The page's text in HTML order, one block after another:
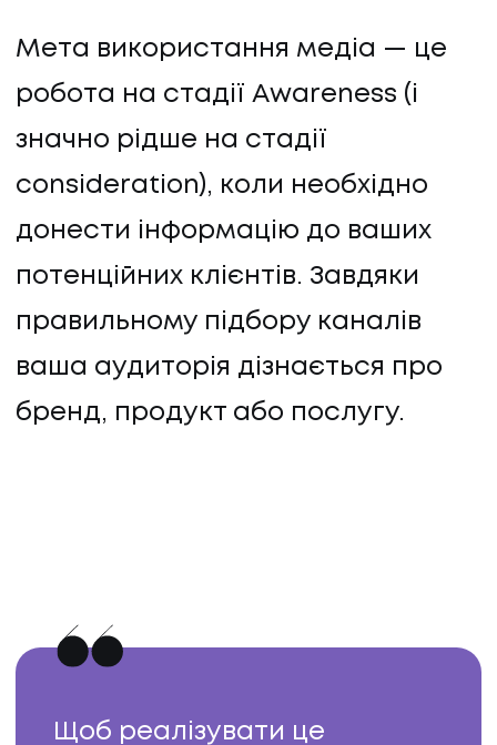
Мета використання медіа — це
робота на стадії Awareness (і
значно рідше на стадії
consideration), коли необхідно
донести інформацію до ваших
потенційних клієнтів. Завдяки
правильному підбору каналів
ваша аудиторія дізнається про
бренд, продукт або послугу.
Щоб реалізувати це